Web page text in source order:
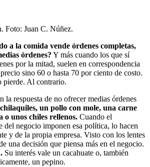
Foto: Juan C. Núñez.
a la comida vende órdenes completas,
órdenes? Y más cuando los que sí
por la mitad, suelen en correspondencia
sino 60 o hasta 70 por ciento de costo.
pierde. Al contrario.
la respuesta de no ofrecer medias órdenes
chilaquiles, un pollo con mole, una carne
unos chiles rellenos. Cuando el
del negocio imponen esa política, lo hacen
y de la propia empresa. Visto con los lentes
una decisión que piensa más en el negocio.
Su interés vale un cacahuate o, también
un pepino.